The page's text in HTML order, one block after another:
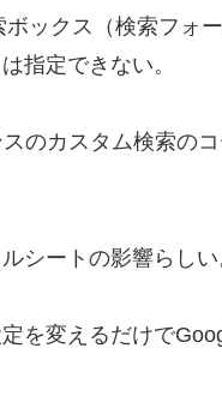
ックス（検索フォ
指定できない。
のカスタム検索の
シートの影響らしい
を変えるだけで